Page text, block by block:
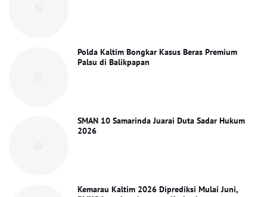
Polda Kaltim Bongkar Kasus Beras Premium
Palsu di Balikpapan
SMAN 10 Samarinda Juarai Duta Sadar Hukum
2026
Kemarau Kaltim 2026 Diprediksi Mulai Juni,